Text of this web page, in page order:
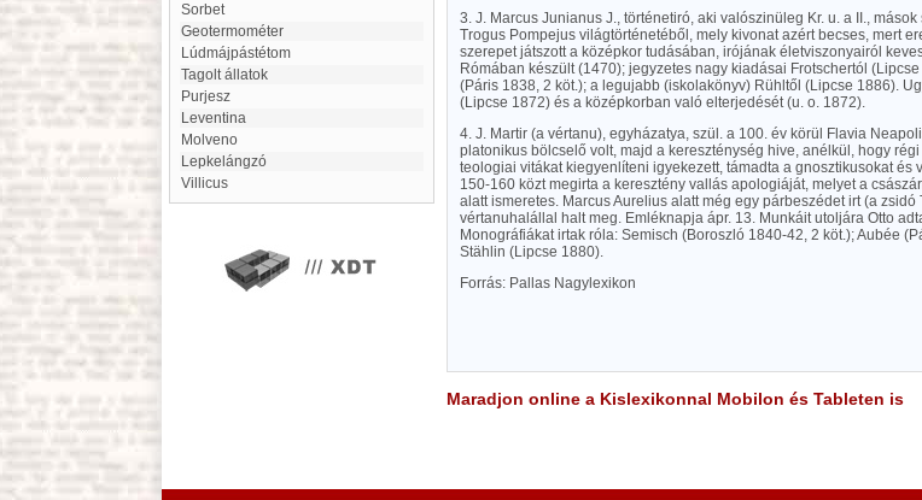
Sorbet
geotermométer
Lúdmájpástétom
Tagolt állatok
Purjesz
Leventina
Molveno
Lepkelángzó
Villicus
3. J. Marcus Junianus J., történetiró, aki valószinüleg Kr. u. a II.,
Trogus Pompejus világtörténetéből, mely kivonat azért becses, mert
szerepet játszott a középkor tudásában, irójának életviszonyairól
Rómában készült (1470); jegyzetes nagy kiadásai Frotschertól
(Páris 1838, 2 köt.); a legujabb (iskolakönyv) Rühltől (Lipcse 1886).
(Lipcse 1872) és a középkorban való elterjedését (u. o. 1872).
4. J. Martir (a vértanu), egyházatya, szül. a 100. év körül Flavia
platonikus bölcselő volt, majd a kereszténység hive, anélkül, hogy
teologiai vitákat kiegyenlíteni igyekezett, támadta a gnosztikusokat és
150-160 közt megirta a keresztény vallás apologiáját, melyet a
alatt ismeretes. Marcus Aurelius alatt még egy párbeszédet irt (a
vértanuhalállal halt meg. Emléknapja ápr. 13. Munkáit utoljára Otto
Monográfiákat irtak róla: Semisch (Boroszló 1840-42, 2 köt.); Aubée
Stählin (Lipcse 1880).
Forrás: Pallas Nagylexikon
Maradjon online a Kislexikonnal Mobilon és Tableten is